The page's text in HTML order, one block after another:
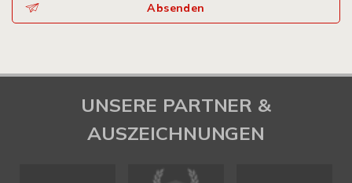
Absenden
UNSERE PARTNER &
AUSZEICHNUNGEN